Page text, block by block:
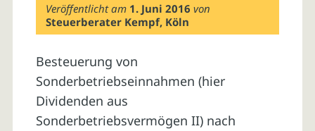
Veröffentlicht am 1. Juni 2016 von
Steuerberater Kempf, Köln
Besteuerung von
Sonderbetriebseinnahmen (hier
Dividenden aus
Sonderbetriebsvermögen II) nach